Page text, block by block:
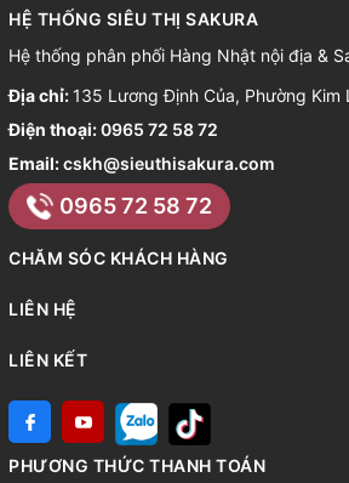
HỆ THỐNG SIÊU THỊ SAKURA
Hệ thống phân phối Hàng Nhật nội địa &
Địa chỉ: 135 Lương Định Của, Phường Kim
Điện thoại:0965 72 58 72
Email:cskh@sieuthisakura.com
0965 72 58 72
CHĂM SÓC KHÁCH HÀNG
LIÊN HỆ
LIÊN KẾT
PHƯƠNG THỨC THANH TOÁN